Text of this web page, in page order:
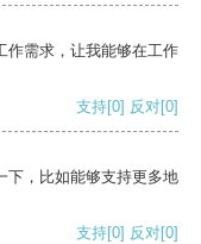
作需求，让我能够在工作
支持[0] 反对[0]
下，比如能够支持更多地
支持[0] 反对[0]